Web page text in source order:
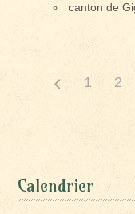
canton de
1 2
Calendrier